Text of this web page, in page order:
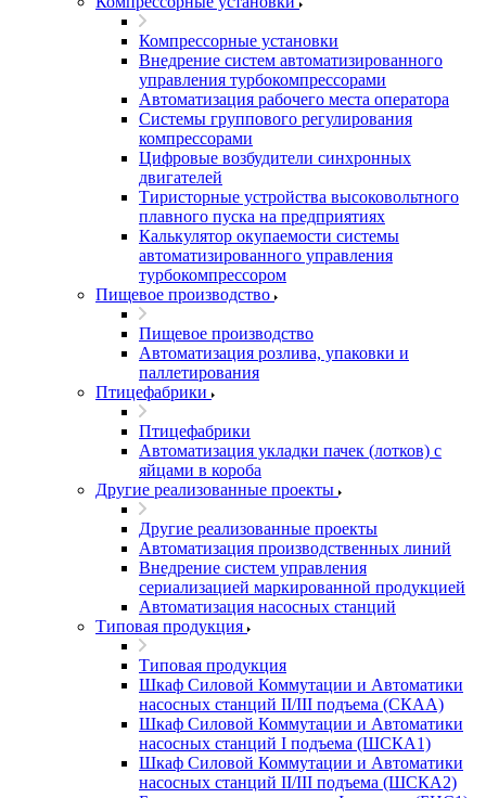
Компрессорные установки
Внедрение систем автоматизированного
управления турбокомпрессорами
Автоматизация рабочего места оператора
Системы группового регулирования
компрессорами
Цифровые возбудители синхронных
двигателей
Тиристорные устройства высоковольтного
плавного пуска на предприятиях
Калькулятор окупаемости системы
автоматизированного управления
турбокомпрессором
Пищевое производство
Пищевое производство
Автоматизация розлива, упаковки и
паллетирования
Птицефабрики
Птицефабрики
Автоматизация укладки пачек (лотков) с
яйцами в короба
Другие реализованные проекты
Другие реализованные проекты
Автоматизация производственных линий
Внедрение систем управления
сериализацией маркированной продукцией
Автоматизация насосных станций
Типовая продукция
Типовая продукция
Шкаф Силовой Коммутации и Автоматики
насосных станций II/III подъема (СКАА)
Шкаф Силовой Коммутации и Автоматики
насосных станций I подъема (ШСКА1)
Шкаф Силовой Коммутации и Автоматики
насосных станций II/III подъема (ШСКА2)